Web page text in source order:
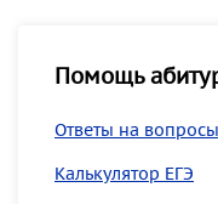
Помощь
Ответы на вопросы
Калькулятор ЕГЭ